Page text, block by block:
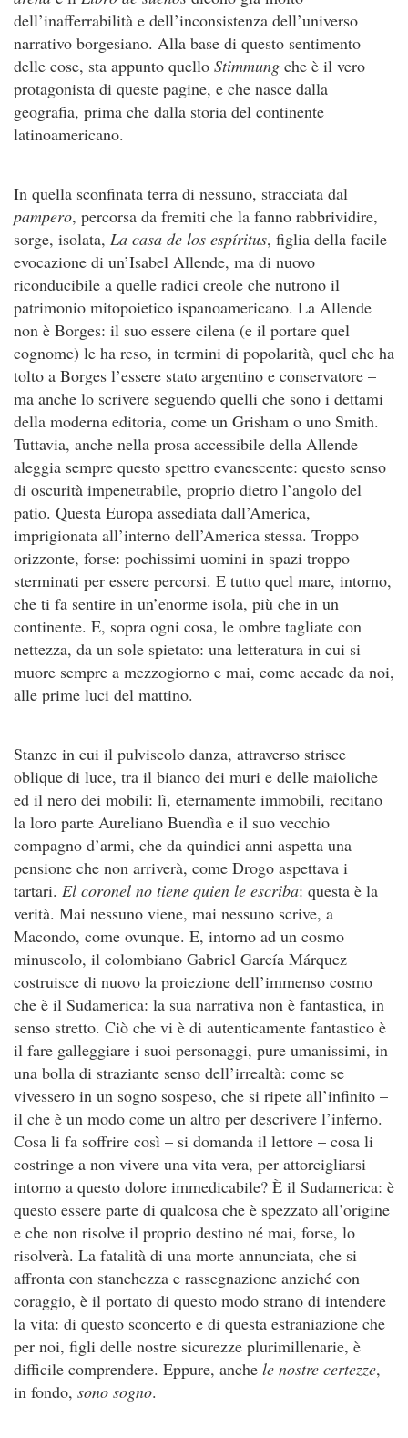
dell’inafferrabilità e dell’inconsistenza dell’universo
narrativo borgesiano. Alla base di questo sentimento
delle cose, sta appunto quello Stimmung che è il vero
protagonista di queste pagine, e che nasce dalla
geografia, prima che dalla storia del continente
latinoamericano.
In quella sconfinata terra di nessuno, stracciata dal
pampero, percorsa da fremiti che la fanno rabbrividire,
sorge, isolata, La casa de los espíritus, figlia della facile
evocazione di un’Isabel Allende, ma di nuovo
riconducibile a quelle radici creole che nutrono il
patrimonio mitopoietico ispanoamericano. La Allende
non è Borges: il suo essere cilena (e il portare quel
cognome) le ha reso, in termini di popolarità, quel che ha
tolto a Borges l’essere stato argentino e conservatore –
ma anche lo scrivere seguendo quelli che sono i dettami
della moderna editoria, come un Grisham o uno Smith.
Tuttavia, anche nella prosa accessibile della Allende
aleggia sempre questo spettro evanescente: questo senso
di oscurità impenetrabile, proprio dietro l’angolo del
patio. Questa Europa assediata dall’America,
imprigionata all’interno dell’America stessa. Troppo
orizzonte, forse: pochissimi uomini in spazi troppo
sterminati per essere percorsi. E tutto quel mare, intorno,
che ti fa sentire in un’enorme isola, più che in un
continente. E, sopra ogni cosa, le ombre tagliate con
nettezza, da un sole spietato: una letteratura in cui si
muore sempre a mezzogiorno e mai, come accade da noi,
alle prime luci del mattino.
Stanze in cui il pulviscolo danza, attraverso strisce
oblique di luce, tra il bianco dei muri e delle maioliche
ed il nero dei mobili: lì, eternamente immobili, recitano
la loro parte Aureliano Buendìa e il suo vecchio
compagno d’armi, che da quindici anni aspetta una
pensione che non arriverà, come Drogo aspettava i
tartari. El coronel no tiene quien le escriba: questa è la
verità. Mai nessuno viene, mai nessuno scrive, a
Macondo, come ovunque. E, intorno ad un cosmo
minuscolo, il colombiano Gabriel García Márquez
costruisce di nuovo la proiezione dell’immenso cosmo
che è il Sudamerica: la sua narrativa non è fantastica, in
senso stretto. Ciò che vi è di autenticamente fantastico è
il fare galleggiare i suoi personaggi, pure umanissimi, in
una bolla di straziante senso dell’irrealtà: come se
vivessero in un sogno sospeso, che si ripete all’infinito –
il che è un modo come un altro per descrivere l’inferno.
Cosa li fa soffrire così – si domanda il lettore – cosa li
costringe a non vivere una vita vera, per attorcigliarsi
intorno a questo dolore immedicabile? È il Sudamerica: è
questo essere parte di qualcosa che è spezzato all’origine
e che non risolve il proprio destino né mai, forse, lo
risolverà. La fatalità di una morte annunciata, che si
affronta con stanchezza e rassegnazione anziché con
coraggio, è il portato di questo modo strano di intendere
la vita: di questo sconcerto e di questa estraniazione che
per noi, figli delle nostre sicurezze plurimillenarie, è
difficile comprendere. Eppure, anche le nostre certezze,
in fondo, sono sogno.